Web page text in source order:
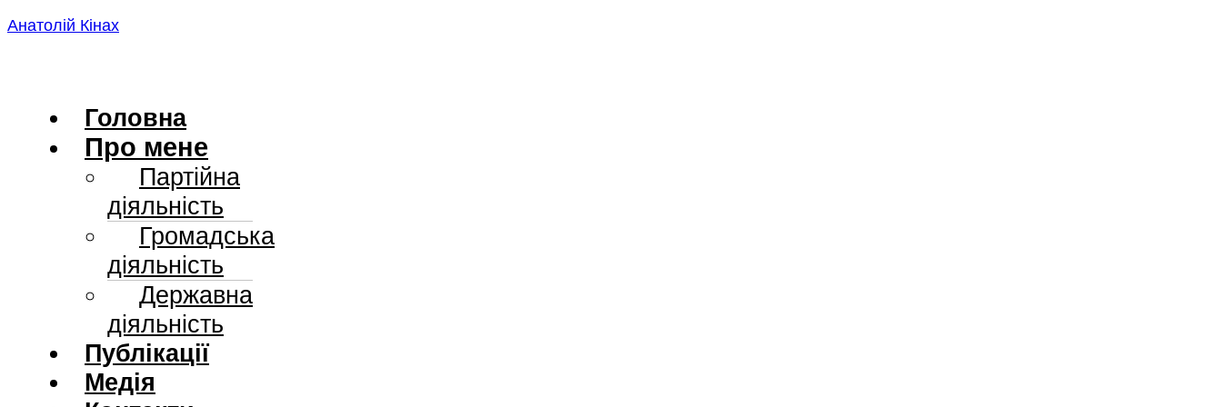
Skip
Анатолій Кінах
Головна
Про мене
Партійна
діяльність
Громадська
діяльність
Державна
діяльність
Публікації
Медія